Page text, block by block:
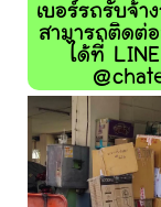
เบอร์รถรับจ้า
สามารถติดต่
ได้ที่